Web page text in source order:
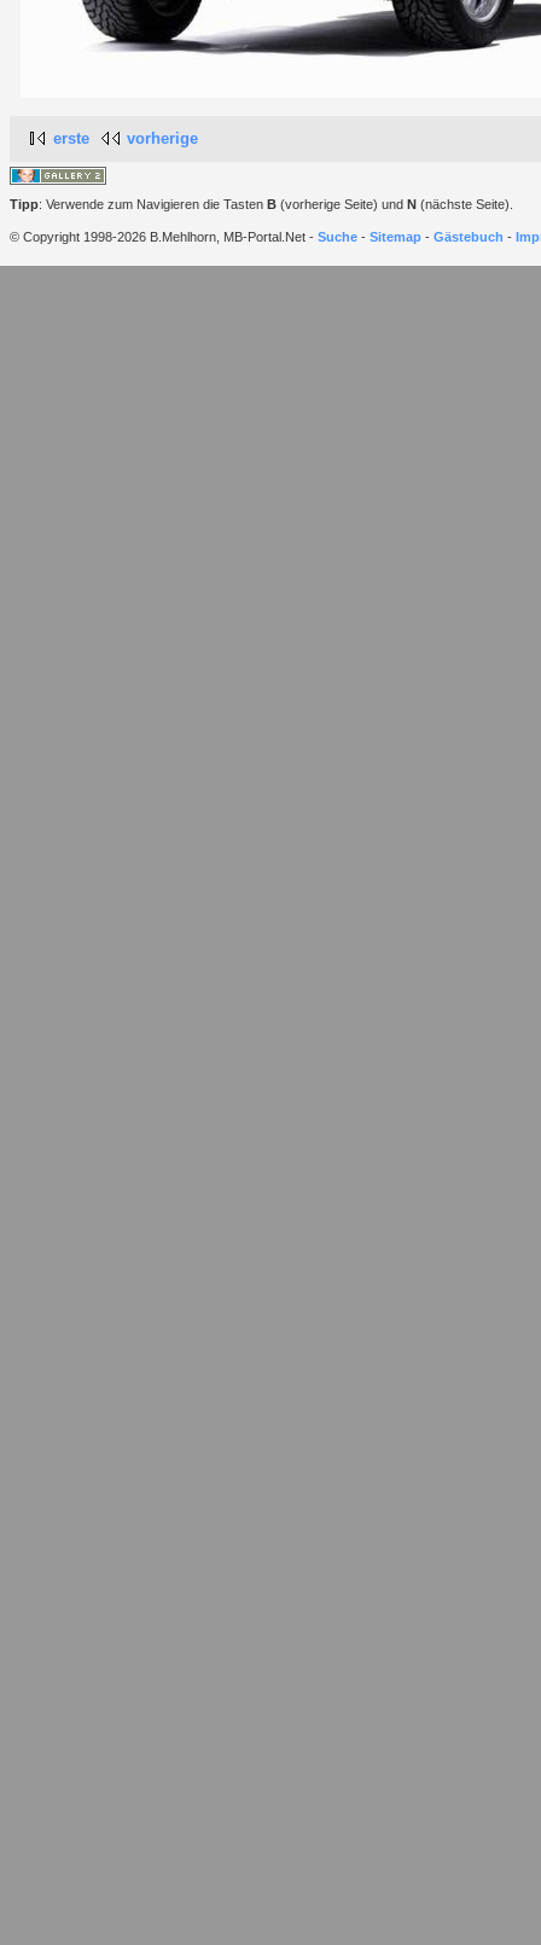
erste vorherige
Tipp: Verwende zum Navigieren die Tasten B (vorherige Seite) und N (nächste Seite).
© Copyright 1998-2026 B.Mehlhorn, MB-Portal.Net - Suche - Sitemap - Gästebuch -